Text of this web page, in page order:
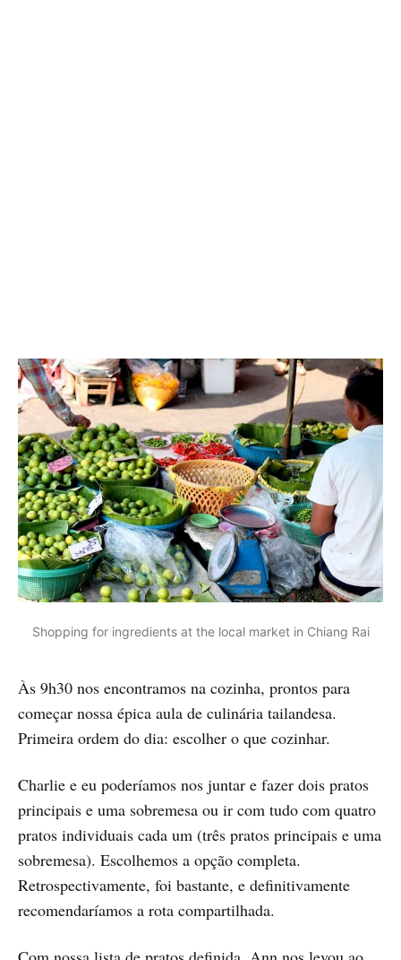
Shopping for ingredients at the local market in Chiang Rai
Às 9h30 nos encontramos na cozinha, prontos para
começar nossa épica aula de culinária tailandesa.
Primeira ordem do dia: escolher o que cozinhar.
Charlie e eu poderíamos nos juntar e fazer dois pratos
principais e uma sobremesa ou ir com tudo com quatro
pratos individuais cada um (três pratos principais e uma
sobremesa). Escolhemos a opção completa.
Retrospectivamente, foi bastante, e definitivamente
recomendaríamos a rota compartilhada.